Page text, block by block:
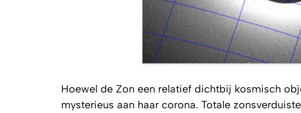
Hoewel de Zon een relatief dichtbij kosmisch
mysterieus aan haar corona. Totale